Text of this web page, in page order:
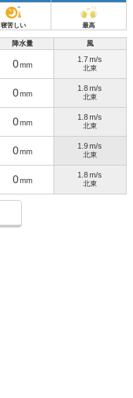
寝苦しい 最高
降水量 風
0 mm
1.7 m/s
北東
0 mm
1.8 m/s
北東
0 mm
1.8 m/s
北東
0 mm
1.9 m/s
北東
0 mm
1.8 m/s
北東